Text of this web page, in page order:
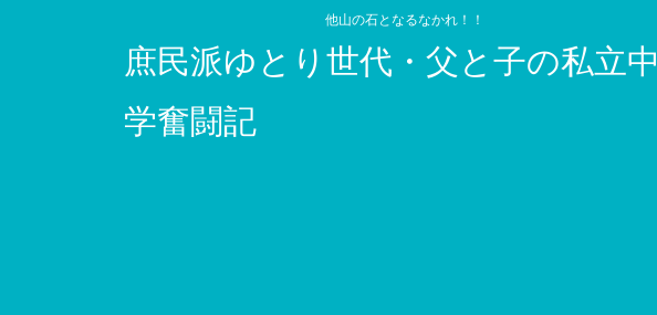
他山の石となるなかれ！！
庶民派ゆとり世代・父と子の私立中
学奮闘記